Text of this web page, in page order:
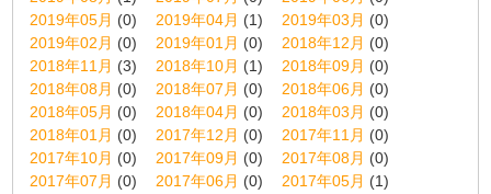
2019年05月 (0) 2019年04月 (1) 2019年03月 (0)
2019年02月 (0) 2019年01月 (0) 2018年12月 (0)
2018年11月 (3) 2018年10月 (1) 2018年09月 (0)
2018年08月 (0) 2018年07月 (0) 2018年06月 (0)
2018年05月 (0) 2018年04月 (0) 2018年03月 (0)
2018年01月 (0) 2017年12月 (0) 2017年11月 (0)
2017年10月 (0) 2017年09月 (0) 2017年08月 (0)
2017年07月 (0) 2017年06月 (0) 2017年05月 (1)